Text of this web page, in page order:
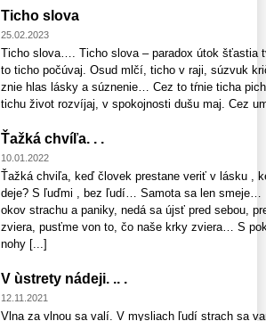
Ticho slova
25.02.2023
Ticho slova…. Ticho slova – paradox útok šťastia
to ticho počúvaj. Osud mlčí, ticho v raji, súzvuk
znie hlas lásky a súznenie… Cez to tŕnie ticha
tichu život rozvíjaj, v spokojnosti dušu maj. Cez
Ťažká chvíľa. . .
10.01.2022
Ťažká chviľa, keď človek prestane veriť v lásku ,
deje? S ľuďmi , bez ľudí… Samota sa len smeje…
okov strachu a paniky, nedá sa újsť pred sebou,
zviera, pusťme von to, čo naše krky zviera… S
nohy [...]
V ùstrety nádeji. .. .
12.11.2021
Vlna za vlnou sa valí. V mysliach ľudí strach sa